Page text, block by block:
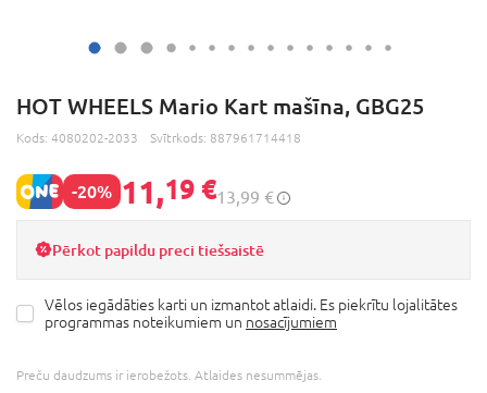
HOT WHEELS Mario Kart mašīna, GBG25
Kods: 4080202-2033 Svītrkods: 887961714418
-20% 11,19 €13,99 €
Pērkot papildu preci tiešsaistē
Vēlos iegādāties karti un izmantot atlaidi. Es piekrītu lojalitātes
programmas noteikumiem un nosacījumiem
Preču daudzums ir ierobežots. Atlaides nesummējas.